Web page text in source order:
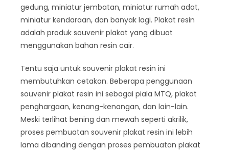
gedung, miniatur jembatan, miniatur rumah adat,
miniatur kendaraan, dan banyak lagi. Plakat resin
adalah produk souvenir plakat yang dibuat
menggunakan bahan resin cair.
Tentu saja untuk souvenir plakat resin ini
membutuhkan cetakan. Beberapa penggunaan
souvenir plakat resin ini sebagai piala MTQ, plakat
penghargaan, kenang-kenangan, dan lain-lain.
Meski terlihat bening dan mewah seperti akrilik,
proses pembuatan souvenir plakat resin ini lebih
lama dibanding dengan proses pembuatan plakat